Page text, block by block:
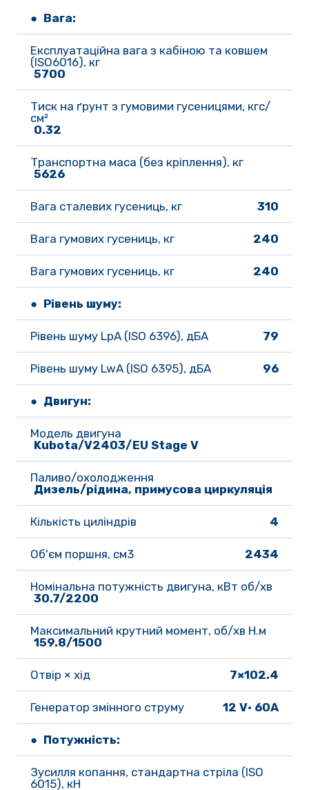
● Вага:
Експлуатаційна вага з кабіною та ковшем
(ISO6016), кг
5700
Тиск на ґрунт з гумовими гусеницями, кгс/
см²
0.32
Транспортна маса (без кріплення), кг
5626
Вага сталевих гусениць, кг 310
Вага гумових гусениць, кг 240
Вага гумових гусениць, кг 240
● Рівень шуму:
Рівень шуму LpA (ISO 6396), дБА 79
Рівень шуму LwA (ISO 6395), дБА 96
● Двигун:
Модель двигуна
Kubota/V2403/EU Stage V
Паливо/охолодження
Дизель/рідина, примусова циркуляція
Кількість циліндрів 4
Об'єм поршня, см3 2434
Номінальна потужність двигуна, кВт об/хв
30.7/2200
Максимальний крутний момент, об/хв Н.м
159.8/1500
Отвір × хід 7×102.4
Генератор змінного струму 12 V· 60A
● Потужність:
Зусилля копання, стандартна стріла (ISO
6015), кН